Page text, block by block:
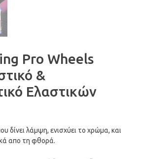
Pro Wheels
&
Ελαστικών
δίνει λάμψη, ενισχύει το χρώμα, και
απο τη φθορά.